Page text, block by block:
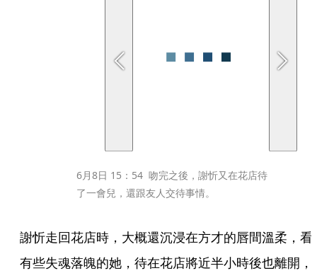
6月8日 15：54  吻完之後，謝忻又在花店待
了一會兒，還跟友人交待事情。
謝忻走回花店時，大概還沉浸在方才的唇間溫柔，看
有些失魂落魄的她，待在花店將近半小時後也離開，